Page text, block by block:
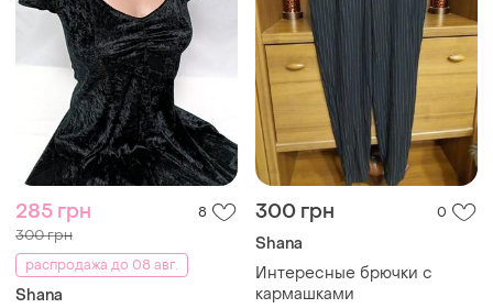
285 грн 8
300 грн
распродажа до 08 авг.
Shana
300 грн 0
Shana
Интересные брючки с
кармашками